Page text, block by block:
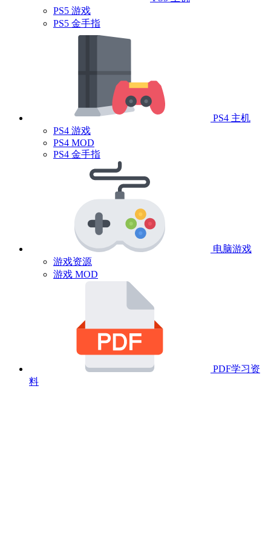
PS5 游戏
PS5 金手指
PS4 主机
PS4 游戏
PS4 MOD
PS4 金手指
电脑游戏
游戏资源
游戏 MOD
PDF学习资
料